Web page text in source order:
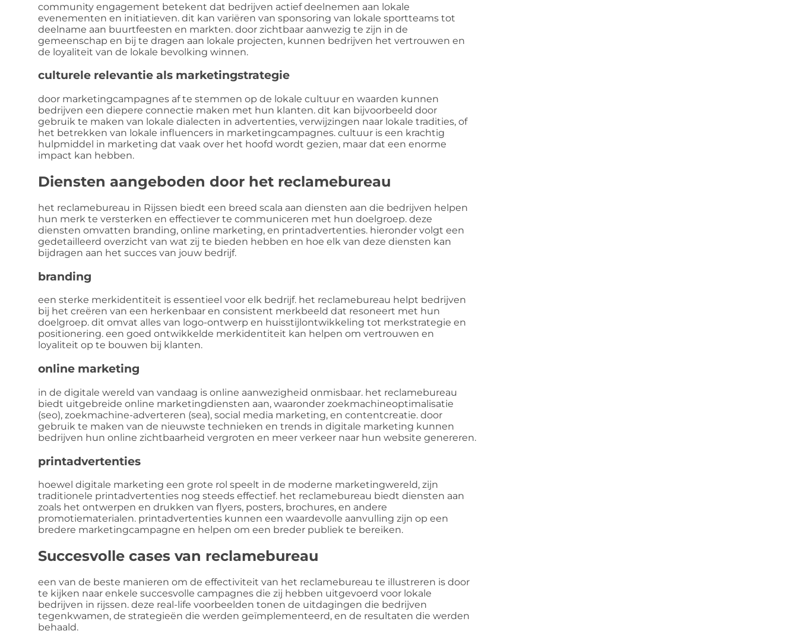
community engagement betekent dat bedrijven actief deelnemen aan lokale
evenementen en initiatieven. dit kan variëren van sponsoring van lokale sportteams tot
deelname aan buurtfeesten en markten. door zichtbaar aanwezig te zijn in de
gemeenschap en bij te dragen aan lokale projecten, kunnen bedrijven het vertrouwen en
de loyaliteit van de lokale bevolking winnen.
culturele relevantie als marketingstrategie
door marketingcampagnes af te stemmen op de lokale cultuur en waarden kunnen
bedrijven een diepere connectie maken met hun klanten. dit kan bijvoorbeeld door
gebruik te maken van lokale dialecten in advertenties, verwijzingen naar lokale tradities, of
het betrekken van lokale influencers in marketingcampagnes. cultuur is een krachtig
hulpmiddel in marketing dat vaak over het hoofd wordt gezien, maar dat een enorme
impact kan hebben.
Diensten aangeboden door het reclamebureau
het reclamebureau in Rijssen biedt een breed scala aan diensten aan die bedrijven helpen
hun merk te versterken en effectiever te communiceren met hun doelgroep. deze
diensten omvatten branding, online marketing, en printadvertenties. hieronder volgt een
gedetailleerd overzicht van wat zij te bieden hebben en hoe elk van deze diensten kan
bijdragen aan het succes van jouw bedrijf.
branding
een sterke merkidentiteit is essentieel voor elk bedrijf. het reclamebureau helpt bedrijven
bij het creëren van een herkenbaar en consistent merkbeeld dat resoneert met hun
doelgroep. dit omvat alles van logo-ontwerp en huisstijlontwikkeling tot merkstrategie en
positionering. een goed ontwikkelde merkidentiteit kan helpen om vertrouwen en
loyaliteit op te bouwen bij klanten.
online marketing
in de digitale wereld van vandaag is online aanwezigheid onmisbaar. het reclamebureau
biedt uitgebreide online marketingdiensten aan, waaronder zoekmachineoptimalisatie
(seo), zoekmachine-adverteren (sea), social media marketing, en contentcreatie. door
gebruik te maken van de nieuwste technieken en trends in digitale marketing kunnen
bedrijven hun online zichtbaarheid vergroten en meer verkeer naar hun website genereren.
printadvertenties
hoewel digitale marketing een grote rol speelt in de moderne marketingwereld, zijn
traditionele printadvertenties nog steeds effectief. het reclamebureau biedt diensten aan
zoals het ontwerpen en drukken van flyers, posters, brochures, en andere
promotiematerialen. printadvertenties kunnen een waardevolle aanvulling zijn op een
bredere marketingcampagne en helpen om een breder publiek te bereiken.
Succesvolle cases van reclamebureau
een van de beste manieren om de effectiviteit van het reclamebureau te illustreren is door
te kijken naar enkele succesvolle campagnes die zij hebben uitgevoerd voor lokale
bedrijven in rijssen. deze real-life voorbeelden tonen de uitdagingen die bedrijven
tegenkwamen, de strategieën die werden geïmplementeerd, en de resultaten die werden
behaald.